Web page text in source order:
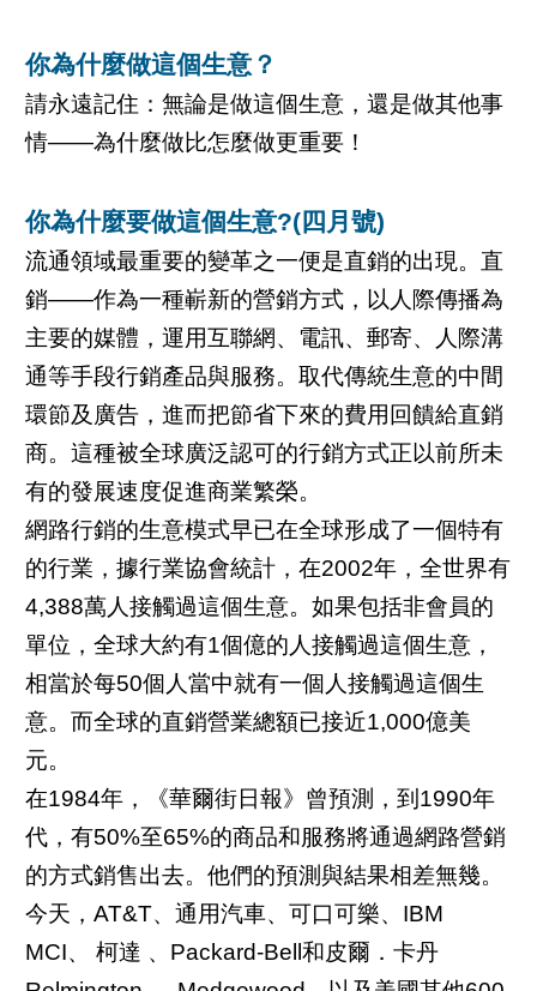
你為什麼做這個生意？
請永遠記住：無論是做這個生意，還是做其他事
情——為什麼做比怎麼做更重要！
你為什麼要做這個生意?(四月號)
流通領域最重要的變革之一便是直銷的出現。直
銷——作為一種嶄新的營銷方式，以人際傳播為
主要的媒體，運用互聯網、電訊、郵寄、人際溝
通等手段行銷產品與服務。取代傳統生意的中間
環節及廣告，進而把節省下來的費用回饋給直銷
商。這種被全球廣泛認可的行銷方式正以前所未
有的發展速度促進商業繁榮。
網路行銷的生意模式早已在全球形成了一個特有
的行業，據行業協會統計，在2002年，全世界有
4,388萬人接觸過這個生意。如果包括非會員的
單位，全球大約有1個億的人接觸過這個生意，
相當於每50個人當中就有一個人接觸過這個生
意。而全球的直銷營業總額已接近1,000億美
元。
在1984年，《華爾街日報》曾預測，到1990年
代，有50%至65%的商品和服務將通過網路營銷
的方式銷售出去。他們的預測與結果相差無幾。
今天，AT&T、通用汽車、可口可樂、IBM
MCI、 柯達 、Packard-Bell和皮爾．卡丹